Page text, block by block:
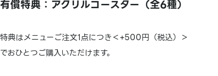
有償特典：アクリルコースター（全6種）
特典はメニューご注文1点につき＜+500円（税込）＞
でおひとつご購入いただけます。